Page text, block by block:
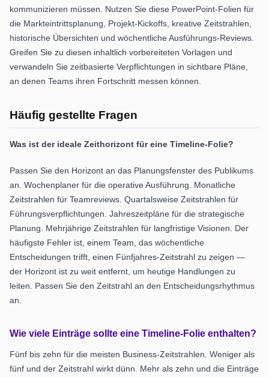
kommunizieren müssen. Nutzen Sie diese PowerPoint-Folien für
die Markteintrittsplanung, Projekt-Kickoffs, kreative Zeitstrahlen,
historische Übersichten und wöchentliche Ausführungs-Reviews.
Greifen Sie zu diesen inhaltlich vorbereiteten Vorlagen und
verwandeln Sie zeitbasierte Verpflichtungen in sichtbare Pläne,
an denen Teams ihren Fortschritt messen können.
Häufig gestellte Fragen
Was ist der ideale Zeithorizont für eine Timeline-Folie?
Passen Sie den Horizont an das Planungsfenster des Publikums
an. Wochenplaner für die operative Ausführung. Monatliche
Zeitstrahlen für Teamreviews. Quartalsweise Zeitstrahlen für
Führungsverpflichtungen. Jahreszeitpläne für die strategische
Planung. Mehrjährige Zeitstrahlen für langfristige Visionen. Der
häufigste Fehler ist, einem Team, das wöchentliche
Entscheidungen trifft, einen Fünfjahres-Zeitstrahl zu zeigen —
der Horizont ist zu weit entfernt, um heutige Handlungen zu
leiten. Passen Sie den Zeitstrahl an den Entscheidungsrhythmus
an.
Wie viele Einträge sollte eine Timeline-Folie enthalten?
Fünf bis zehn für die meisten Business-Zeitstrahlen. Weniger als
fünf und der Zeitstrahl wirkt dünn. Mehr als zehn und die Einträge